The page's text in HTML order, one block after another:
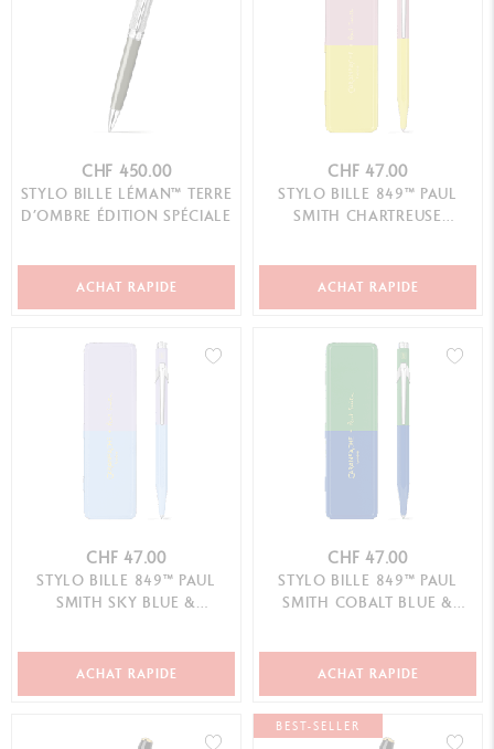
CHF 450.00
STYLO BILLE LÉMAN™ TERRE
D’OMBRE ÉDITION SPÉCIALE
ACHAT RAPIDE
CHF 47.00
STYLO BILLE 849™ PAUL
SMITH CHARTREUSE
ACHAT RAPIDE
CHF 47.00
STYLO BILLE 849™ PAUL
SMITH SKY BLUE &
ACHAT RAPIDE
CHF 47.00
STYLO BILLE 849™ PAUL
SMITH COBALT BLUE &
ACHAT RAPIDE
BEST-SELLER